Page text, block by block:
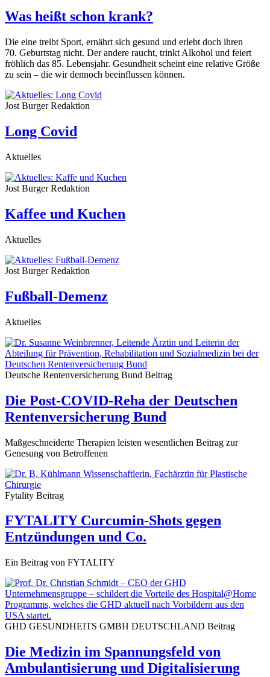
Was heißt schon krank?
Die eine treibt Sport, ernährt sich gesund und erlebt doch ihren
70. Geburtstag nicht. Der andere raucht, trinkt Alkohol und feiert
fröhlich das 85. Lebensjahr. Gesundheit scheint eine relative Größe
zu sein – die wir dennoch beeinflussen können.
Jost BurgerRedaktion
Long Covid
Aktuelles
Jost BurgerRedaktion
Kaffee und Kuchen
Aktuelles
Jost BurgerRedaktion
Fußball-Demenz
Aktuelles
Deutsche Rentenversicherung Bund Beitrag
Die Post-COVID-Reha der Deutschen
Rentenversicherung Bund
Maßgeschneiderte Therapien leisten wesentlichen Beitrag zur
Genesung von Betroffenen
Fytality Beitrag
FYTALITY Curcumin-Shots gegen
Entzündungen und Co.
Ein Beitrag von FYTALITY
GHD GESUNDHEITS GMBH DEUTSCHLAND Beitrag
Die Medizin im Spannungsfeld von
Ambulantisierung und Digitalisierung